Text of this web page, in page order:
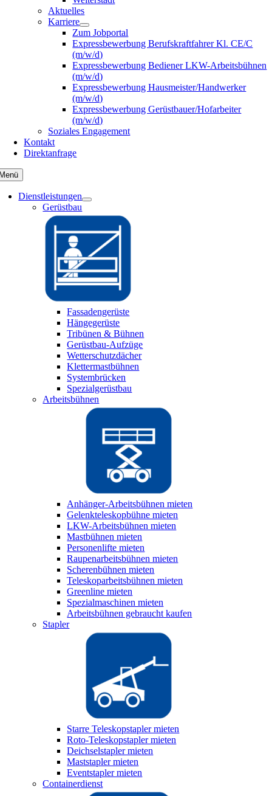
Aktuelles
Karriere
Zum Jobportal
Expressbewerbung Berufskraftfahrer Kl. CE/C
(m/w/d)
Expressbewerbung Bediener LKW-Arbeitsbühnen
(m/w/d)
Expressbewerbung Hausmeister/Handwerker
(m/w/d)
Expressbewerbung Gerüstbauer/Hofarbeiter
(m/w/d)
Soziales Engagement
Kontakt
Direktanfrage
Dienstleistungen
Gerüstbau
Fassadengerüste
Hängegerüste
Tribünen & Bühnen
Gerüstbau-Aufzüge
Wetterschutzdächer
Klettermastbühnen
Systembrücken
Spezialgerüstbau
Arbeitsbühnen
Anhänger-Arbeitsbühnen mieten
Gelenkteleskopbühne mieten
LKW-Arbeitsbühnen mieten
Mastbühnen mieten
Personenlifte mieten
Raupenarbeitsbühnen mieten
Scherenbühnen mieten
Teleskoparbeitsbühnen mieten
Greenline mieten
Spezialmaschinen mieten
Arbeitsbühnen gebraucht kaufen
Stapler
Starre Teleskopstapler mieten
Roto-Teleskopstapler mieten
Deichselstapler mieten
Maststapler mieten
Eventstapler mieten
Containerdienst